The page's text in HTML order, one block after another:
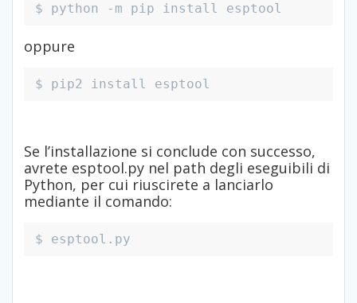
$ python -m pip install esptool
oppure
$ pip2 install esptool
Se l’installazione si conclude con successo,
avrete esptool.py nel path degli eseguibili di
Python, per cui riuscirete a lanciarlo
mediante il comando:
$ esptool.py